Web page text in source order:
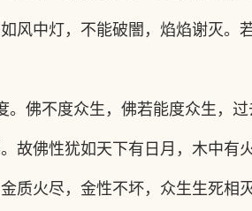
风中灯，不能破闇，焰焰谢灭。
佛不度众生，佛若能度众生，过
故佛性犹如天下有日月，木中有
质火尽，金性不坏，众生生死相